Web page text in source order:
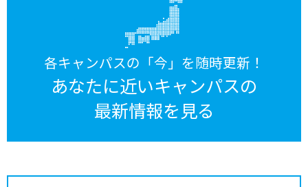
各キャンパスの「今」を随時更新！
あなたに近いキャンパスの
最新情報を見る